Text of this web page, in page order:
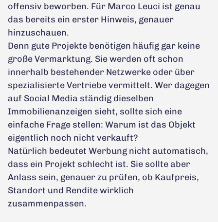
offensiv beworben. Für Marco Leuci ist genau
das bereits ein erster Hinweis, genauer
hinzuschauen.
Denn gute Projekte benötigen häufig gar keine
große Vermarktung. Sie werden oft schon
innerhalb bestehender Netzwerke oder über
spezialisierte Vertriebe vermittelt. Wer dagegen
auf Social Media ständig dieselben
Immobilienanzeigen sieht, sollte sich eine
einfache Frage stellen: Warum ist das Objekt
eigentlich noch nicht verkauft?
Natürlich bedeutet Werbung nicht automatisch,
dass ein Projekt schlecht ist. Sie sollte aber
Anlass sein, genauer zu prüfen, ob Kaufpreis,
Standort und Rendite wirklich
zusammenpassen.